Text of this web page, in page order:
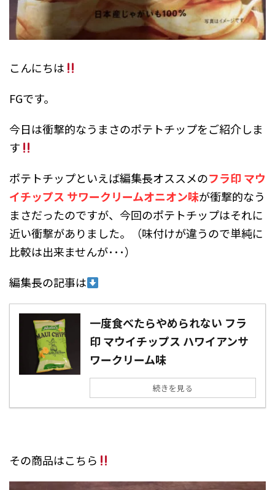
こんにちは
FGです。
今日は衝撃的なうまさのポテトチップをご紹介しま
す
ポテトチップといえば編集長オススメのフラ印 マウ
イチップス サワークリームオニオン味が衝撃的なう
まさだったのですが、今回のポテトチップはそれに
近い衝撃がありました。（味付けが違うので単純に
比較は出来ませんが･･･）
編集長の記事は
一度食べたらやめられない フラ
印 マウイチップス ハワイアンサ
ワークリーム味
続きを見る
その商品はこちら